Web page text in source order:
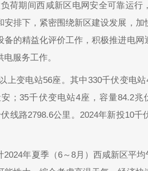
荷期间西咸新区电网安全可靠运行
排下，紧密围绕新区建设发展，加
的精益化评价工作，积极推进电网
服务工作。
上变电站56座。其中330千伏变电
；35千伏变电站4座，容量84.2兆
线路2798.6公里。2024年新投10千
年夏季（6～8月）西咸新区平均